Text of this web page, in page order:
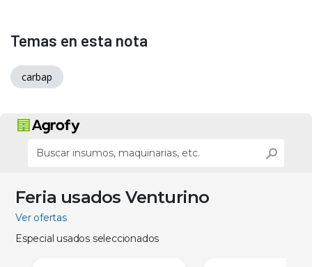
Temas en esta nota
carbap
Feria usados Venturino
Ver ofertas
Especial usados seleccionados